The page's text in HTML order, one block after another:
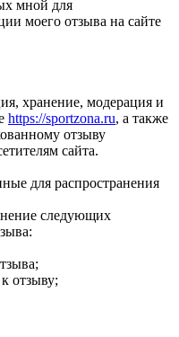
мной для
моего отзыва на сайте
хранение, модерация и
https://sportzona.ru, а также
отзыву
сайта.
для распространения
следующих
отзыву;